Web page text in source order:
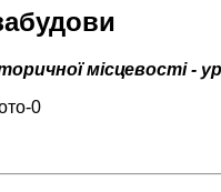
місцевості -